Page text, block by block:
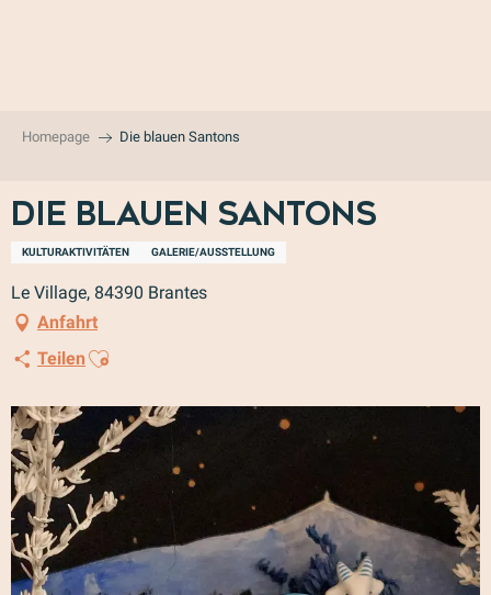
Homepage Die blauen Santons
Die blauen Santons
KULTURAKTIVITÄTEN GALERIE/AUSSTELLUNG
Le Village, 84390 Brantes
Anfahrt
Teilen Ajouter aux favoris